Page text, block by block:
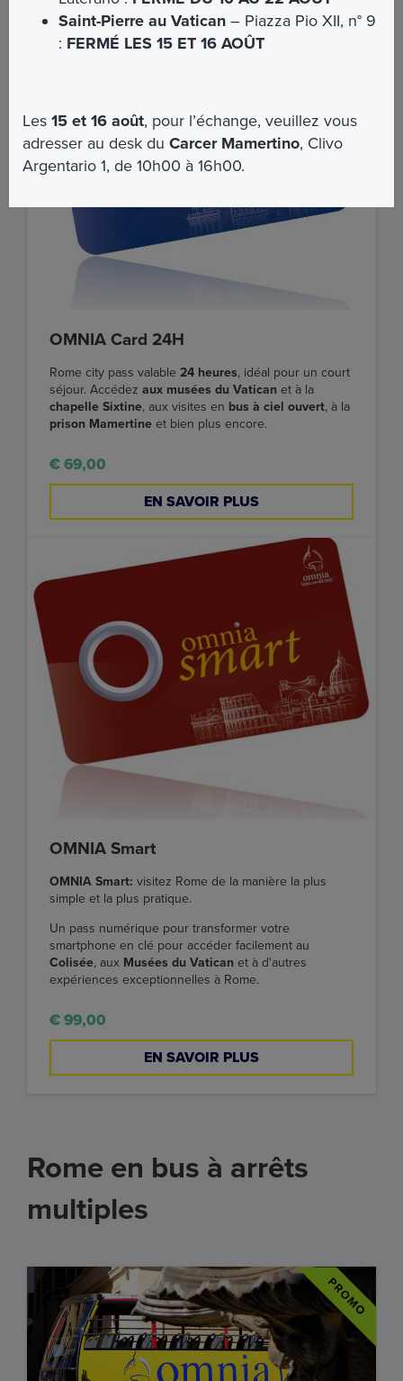
OMNIA Card 24H
Rome city pass valable 24 heures, idéal pour un court
séjour. Accédez aux musées du Vatican et à la
chapelle Sixtine, aux visites en bus à ciel ouvert, à la
prison Mamertine et bien plus encore.
€ 69,00
EN SAVOIR PLUS
OMNIA Smart
OMNIA Smart: visitez Rome de la manière la plus
simple et la plus pratique.
Un pass numérique pour transformer votre
smartphone en clé pour accéder facilement au
Colisée, aux Musées du Vatican et à d'autres
expériences exceptionnelles à Rome.
€ 99,00
EN SAVOIR PLUS
Rome en bus à arrêts
multiples
Saint-Pierre au Vatican – Piazza Pio XII, n° 9
: FERMÉ LES 15 ET 16 AOÛT
Les15 et 16 août, pour l’échange, veuillez vous
adresser au desk duCarcer Mamertino, Clivo
Argentario 1, de 10h00 à 16h00.